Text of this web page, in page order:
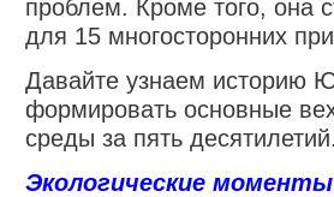
проблем. Кроме того, она
для 15 многосторонних
Давайте узнаем историю
формировать основные
среды за пять
Экологические